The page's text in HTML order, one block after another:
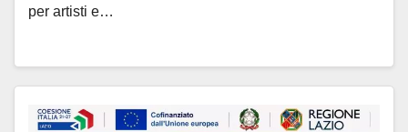
per artisti e…